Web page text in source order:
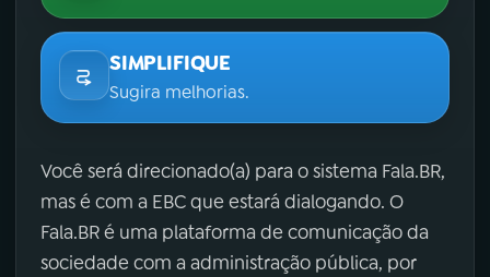
SIMPLIFIQUE
Sugira melhorias.
Você será direcionado(a) para o sistema Fala.BR,
mas é com a EBC que estará dialogando. O
Fala.BR é uma plataforma de comunicação da
sociedade com a administração pública, por